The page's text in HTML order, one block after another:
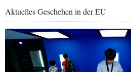
Aktuelles Geschehen in der EU